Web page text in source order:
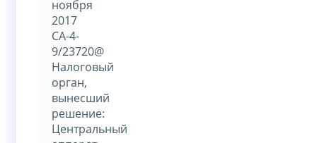
ноября
2017
СА-4-
9/23720@
Налоговый
орган,
вынесший
решение:
Центральный